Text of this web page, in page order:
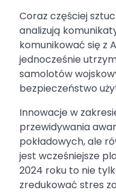
Coraz częściej
analizują
komunikować się z
jednocześnie
samolotów
bezpieczeństwo
Innowacje w
przewidywania
pokładowych, ale
jest wcześniejsze
2024 roku to nie
zredukować stres